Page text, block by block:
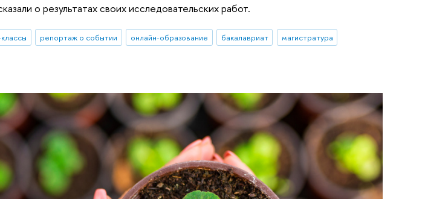
о результатах своих исследовательских работ.
репортаж о событии онлайн-образование бакалавриат
магистратура